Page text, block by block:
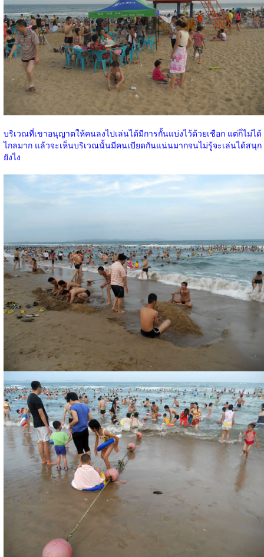
บริเวณที่เขาอนุญาตให้คนลงไปเล่นได้มีการกั้นแบ่งไว้ด้วยเชือก แต่ก็ไม่ได้
ไกลมาก แล้วจะเห็นบริเวณนั้นมีคนเบียดกันแน่นมากจนไม่รู้จะเล่นได้สนุก
ยังไง